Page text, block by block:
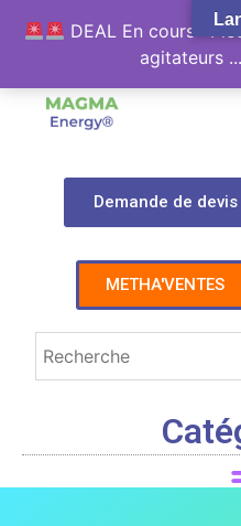
Demande de devis
METHA'VENTES
DEAL En cours :
agitateurs ...